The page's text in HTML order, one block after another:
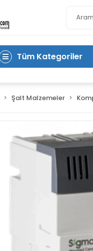
Tüm Kategoriler
Şalt Malzemeler